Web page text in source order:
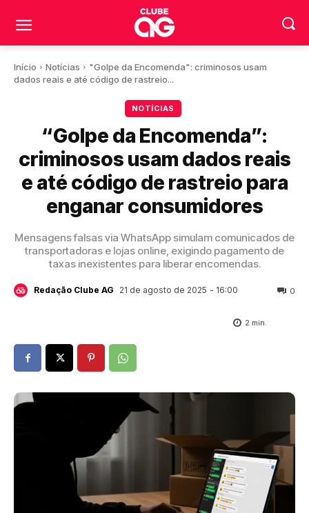
Início Notícias
"Golpe da Encomenda": criminosos usam
dados reais e até código de rastreio...
NOTÍCIAS
“Golpe da Encomenda”:
criminosos usam dados reais
e até código de rastreio para
enganar consumidores
Mensagens falsas via WhatsApp simulam comunicados de
transportadoras e lojas online, exigindo pagamento de
taxas inexistentes para liberar encomendas.
Redação Clube AG 21 de agosto de 2025 - 16:00 0
2 min.